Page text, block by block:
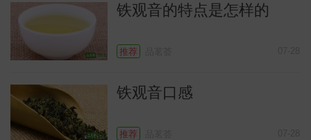
铁观音的特点是怎样的
推荐
铁观音口感
推荐